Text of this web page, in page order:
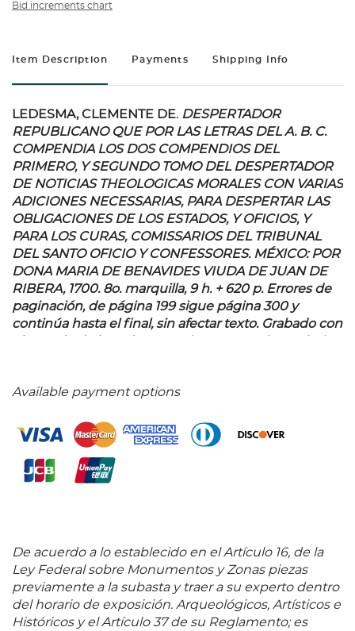
Bid increments chart
Item Description Payments Shipping Info
LEDESMA, CLEMENTE DE. DESPERTADOR
REPUBLICANO QUE POR LAS LETRAS DEL A. B. C.
COMPENDIA LOS DOS COMPENDIOS DEL
PRIMERO, Y SEGUNDO TOMO DEL DESPERTADOR
DE NOTICIAS THEOLOGICAS MORALES CON VARIAS
ADICIONES NECESSARIAS, PARA DESPERTAR LAS
OBLIGACIONES DE LOS ESTADOS, Y OFICIOS, Y
PARA LOS CURAS, COMISSARIOS DEL TRIBUNAL
DEL SANTO OFICIO Y CONFESSORES. MÉXICO: POR
DONA MARIA DE BENAVIDES VIUDA DE JUAN DE
RIBERA, 1700.8o. marquilla, 9 h. + 620 p. Errores de
paginación, de página 199 sigue página 300 y
continúa hasta el final, sin afectar texto. Grabado con
lomo y puntas en piel. Palau: 134133. Clemente de
visitador de la inquisición de la provincia de
Michoacán en el Siglo XVII. A primera vista, este
trabajo explicativo de los sacramentos de la Iglesia
Católica parecería ser tan solo una fuente más para
contiene sobre cuestiones tales como el
matrimonio, la ilegitimidad, homicidio y robo. En
todas las secciones de la obra, este autor franciscano
ofrece preguntas básicas acerca de la intención de
cada sacramento. Por ejemplo, como la eminente
Available payment options
De acuerdo a lo establecido en el Artículo 16, de la
Ley Federal sobre Monumentos y Zonas piezas
previamente a la subasta y traer a su experto dentro
del horario de exposición. Arqueológicos, Artísticos e
Históricos y el Artículo 37 de su Reglamento; es